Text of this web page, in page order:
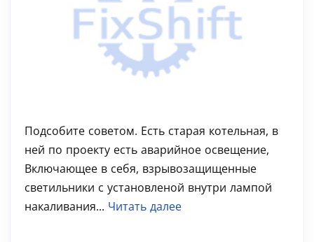
Подсобите советом. Есть старая котельная, в
ней по проекту есть аварийное освещение,
Включающее в себя, взрывозащищенные
светильники с установленой внутри лампой
накаливания... Читать далее